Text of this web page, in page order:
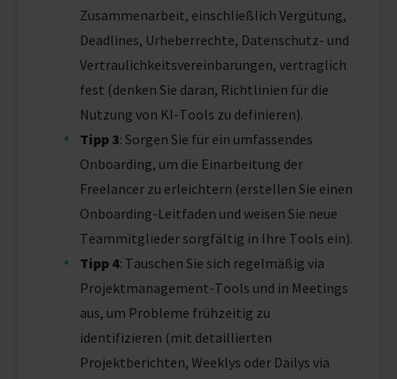
Zusammenarbeit, einschließlich Vergütung,
Deadlines, Urheberrechte, Datenschutz- und
Vertraulichkeitsvereinbarungen, vertraglich
fest (denken Sie daran, Richtlinien für die
Nutzung von KI-Tools zu definieren).
Tipp 3: Sorgen Sie für ein umfassendes
Onboarding, um die Einarbeitung der
Freelancer zu erleichtern (erstellen Sie einen
Onboarding-Leitfaden und weisen Sie neue
Teammitglieder sorgfältig in Ihre Tools ein).
Tipp 4: Tauschen Sie sich regelmäßig via
Projektmanagement-Tools und in Meetings
aus, um Probleme frühzeitig zu
identifizieren (mit detaillierten
Projektberichten, Weeklys oder Dailys via